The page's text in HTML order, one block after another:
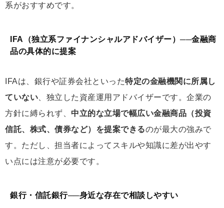
系がおすすめです。
IFA（独立系ファイナンシャルアドバイザー）──金融商
品の具体的に提案
IFAは、銀行や証券会社といった特定の金融機関に所属し
ていない 、独立した資産運用アドバイザーです。企業の
方針に縛られず、 中立的な立場で幅広い金融商品（投資
信託、株式、債券など）を提案できるのが最大の強みで
す。ただし、担当者によってスキルや知識に差が出やす
い点には注意が必要です。
銀行・信託銀行──身近な存在で相談しやすい